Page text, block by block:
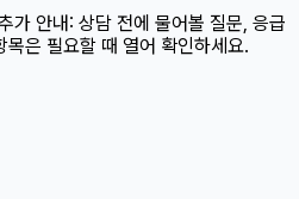
가 안내: 상담 전에 물어볼 질문, 응급
목은 필요할 때 열어 확인하세요.